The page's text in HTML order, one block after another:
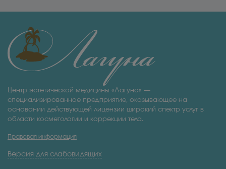
Центр эстетической медицины «Лагуна» —
специализированное предприятие, оказывающее на
основании действующей лицензии широкий спектр услуг в
области косметологии и коррекции тела.
Правовая информация
Версия для слабовидящих